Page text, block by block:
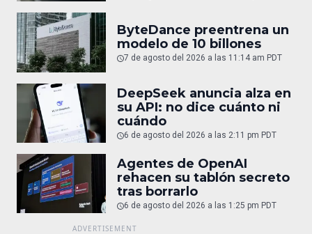
ByteDance preentrena un
modelo de 10 billones
7 de agosto del 2026 a las 11:14 am PDT
DeepSeek anuncia alza en
su API: no dice cuánto ni
cuándo
6 de agosto del 2026 a las 2:11 pm PDT
Agentes de OpenAI
rehacen su tablón secreto
tras borrarlo
6 de agosto del 2026 a las 1:25 pm PDT